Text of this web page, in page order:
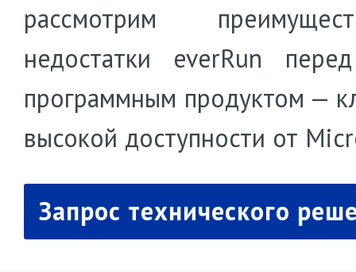
рассмотрим
недостатки everRun
программным продуктом —
высокой доступности от
Запрос технического